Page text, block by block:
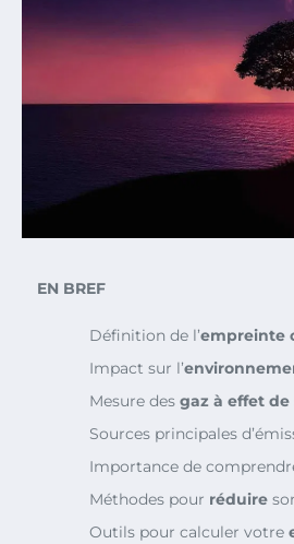
EN BREF
Définition de l’empreinte
Impact sur l’
Mesure des gaz à effet de
Sources principales
Importance de
Méthodes pour réduire
Outils pour calculer votre